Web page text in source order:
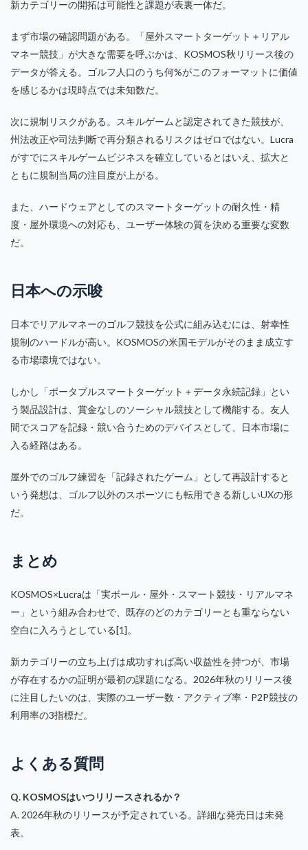
新カテゴリーの開拓は可能性と課題が表裏一体だ。
まず市場の確認問題がある。「屋外スマートターゲット＋リアル
マネー競技」が大きな需要を呼ぶかは、KOSMOS秋リリース後の
データが答える。ゴルフ人口のうち何%がこのフォーマットに価値
を感じるかは現時点では未知数だ。
次に規制リスクがある。スキルゲームと認定されてきた競技が、
州法改正や司法判断で再分類されるリスクはゼロではない。Lucra
がすでにスキルゲームビジネスを確立しているとはいえ、拡大と
ともに規制当局の注目度が上がる。
また、ハードウェアとしてのスマートターゲットの耐久性・精
度・屋外環境への対応も、ユーザー体験の質を決める重要な変数
だ。
日本への示唆
日本でリアルマネーのゴルフ競技を公式に組み込むには、射幸性
規制のハードルが高い。KOSMOSの米国モデルがそのまま成立す
る市場環境ではない。
しかし「ポータブルスマートターゲット＋データ永続記録」とい
う製品設計は、賞金なしのソーシャル競技として機能する。友人
間でスコアを記録・競い合うためのデバイスとして、日本市場に
入る経路はある。
屋外でのゴルフ練習を「記録されたゲーム」として再設計すると
いう発想は、ゴルフ以外のスポーツにも転用できる新しいUXの形
だ。
まとめ
KOSMOS×Lucraは「実ボール・屋外・スマート競技・リアルマネ
ー」という組み合わせで、既存のどのカテゴリーとも重ならない
空白に入ろうとしている[1]。
新カテゴリーの立ち上げは成功すれば高い収益性を持つが、市場
が存在するかの証明が最初の課題になる。2026年秋のリリース後
に注目したいのは、実際のユーザー数・アクティブ率・P2P競技の
利用率の3指標だ。
よくある質問
Q. KOSMOSはいつリリースされるか？
A. 2026年秋のリリースが予定されている。詳細な発売日は未発
表。